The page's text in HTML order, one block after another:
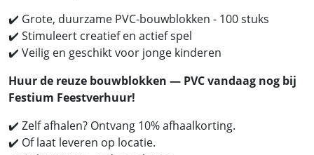
✔️ Grote, duurzame PVC-bouwblokken - 100 stuks
✔️ Stimuleert creatief en actief spel
✔️ Veilig en geschikt voor jonge kinderen
Huur de reuze bouwblokken — PVC vandaag nog bij
Festium Feestverhuur!
✔️ Zelf afhalen? Ontvang 10% afhaalkorting.
✔️ Of laat leveren op locatie.